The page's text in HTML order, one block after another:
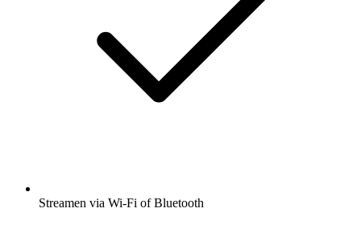
Streamen via Wi-Fi of Bluetooth